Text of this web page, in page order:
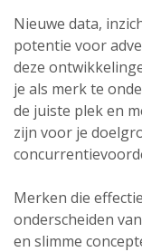
Nieuwe data,
potentie voor
deze
je als merk te
de juiste plek en
zijn voor je
Merken die
onderscheiden
en slimme